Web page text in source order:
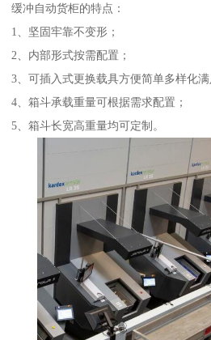
缓冲自动货柜的特点：
1、坚固牢靠不变形；
2、内部形式按需配置；
3、可插入式更换载具方便简单多样化满
4、箱斗承载重量可根据需求配置；
5、箱斗长宽高重量均可定制。